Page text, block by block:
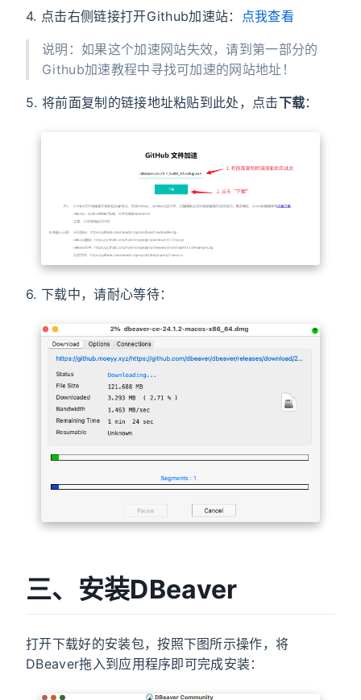
4. 点击右侧链接打开Github加速站： 点我查看
说明：如果这个加速网站失效，请到第一部分的
Github加速教程中寻找可加速的网站地址！
5. 将前面复制的链接地址粘贴到此处，点击下载：
6. 下载中，请耐心等待：
三、安装DBeaver
打开下载好的安装包，按照下图所示操作，将
DBeaver拖入到应用程序即可完成安装：